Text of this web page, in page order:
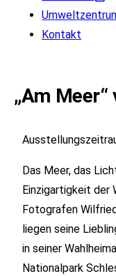
Kontakt
„Am
Das Meer, das
Einzigartigkeit
Fotografen
liegen seine
in seiner
Nationalpark